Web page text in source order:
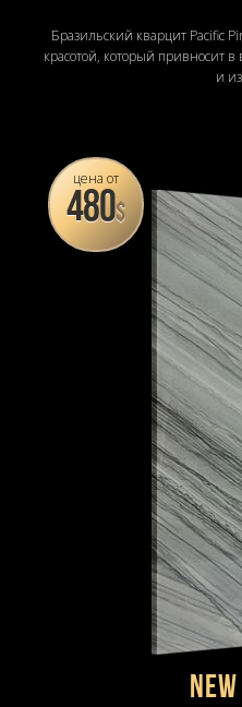
Бразильский кварцит Pacific
красотой, который привносит
и
цена от
480$